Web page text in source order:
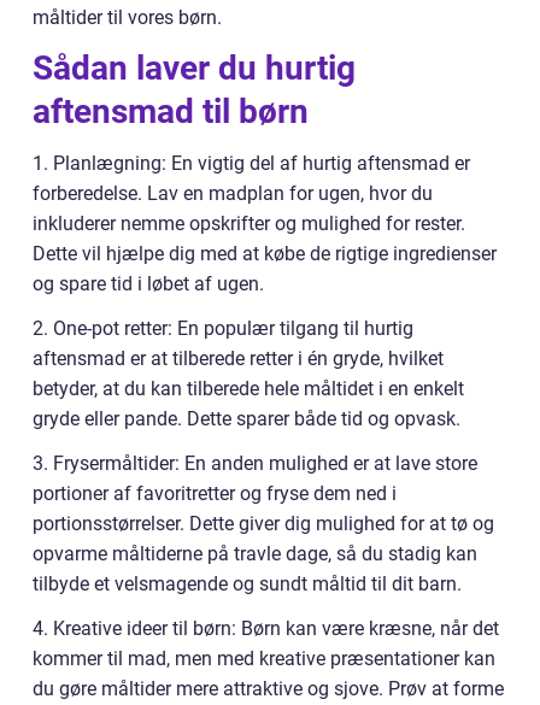
måltider til vores børn.
Sådan laver du hurtig
aftensmad til børn
1. Planlægning: En vigtig del af hurtig aftensmad er
forberedelse. Lav en madplan for ugen, hvor du
inkluderer nemme opskrifter og mulighed for rester.
Dette vil hjælpe dig med at købe de rigtige ingredienser
og spare tid i løbet af ugen.
2. One-pot retter: En populær tilgang til hurtig
aftensmad er at tilberede retter i én gryde, hvilket
betyder, at du kan tilberede hele måltidet i en enkelt
gryde eller pande. Dette sparer både tid og opvask.
3. Frysermåltider: En anden mulighed er at lave store
portioner af favoritretter og fryse dem ned i
portionsstørrelser. Dette giver dig mulighed for at tø og
opvarme måltiderne på travle dage, så du stadig kan
tilbyde et velsmagende og sundt måltid til dit barn.
4. Kreative ideer til børn: Børn kan være kræsne, når det
kommer til mad, men med kreative præsentationer kan
du gøre måltider mere attraktive og sjove. Prøv at forme